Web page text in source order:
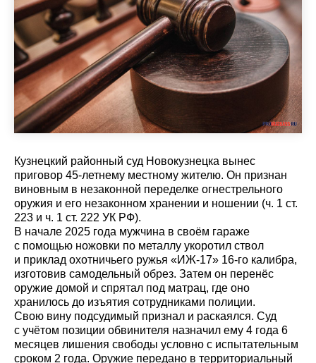
Кузнецкий районный суд Новокузнецка вынес
приговор 45-летнему местному жителю. Он признан
виновным в незаконной переделке огнестрельного
оружия и его незаконном хранении и ношении (ч. 1 ст.
223 и ч. 1 ст. 222 УК РФ).
В начале 2025 года мужчина в своём гараже
с помощью ножовки по металлу укоротил ствол
и приклад охотничьего ружья «ИЖ-17» 16-го калибра,
изготовив самодельный обрез. Затем он перенёс
оружие домой и спрятал под матрац, где оно
хранилось до изъятия сотрудниками полиции.
Свою вину подсудимый признал и раскаялся. Суд
с учётом позиции обвинителя назначил ему 4 года 6
месяцев лишения свободы условно с испытательным
сроком 2 года. Оружие передано в территориальный